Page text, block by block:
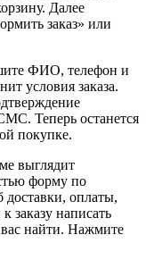
Далее
заказ» или
ФИО, телефон и
условия заказа.
Теперь останется
покупке.
выглядит
форму по
доставки, оплаты,
заказу написать
найти. Нажмите